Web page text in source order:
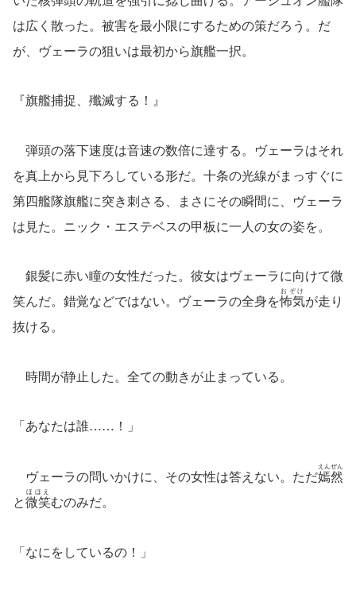
は広く散った。被害を最小限にするための策だろう。だ
が、ヴェーラの狙いは最初から旗艦一択。
『旗艦捕捉、殲滅する！』
弾頭の落下速度は音速の数倍に達する。ヴェーラはそれ
を真上から見下ろしている形だ。十条の光線がまっすぐに
第四艦隊旗艦に突き刺さる、まさにその瞬間に、ヴェーラ
は見た。ニック・エステベスの甲板に一人の女の姿を。
銀髪に赤い瞳の女性だった。彼女はヴェーラに向けて微
笑んだ。錯覚などではない。ヴェーラの全身を怖気
おぞけ
が走り
抜ける。
時間が静止した。全ての動きが止まっている。
「あなたは誰……！」
ヴェーラの問いかけに、その女性は答えない。ただ嫣然
えんぜん
と微笑
ほほえ
むのみだ。
「なにをしているの！」